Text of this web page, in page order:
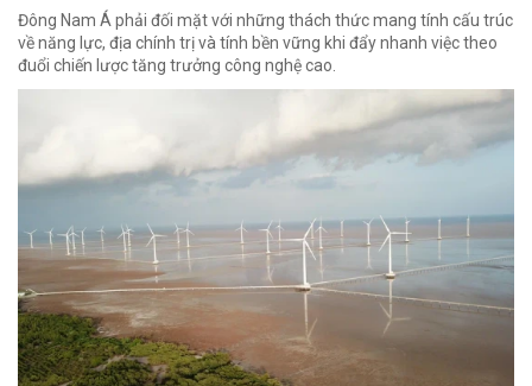
Đông Nam Á phải đối mặt với những thách thức mang tính cấu trúc
về năng lực, địa chính trị và tính bền vững khi đẩy nhanh việc theo
đuổi chiến lược tăng trưởng công nghệ cao.